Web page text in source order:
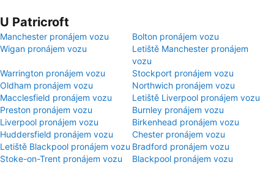
U Patricroft
Manchester pronájem vozu
Bolton pronájem vozu
Wigan pronájem vozu
Letiště Manchester pronájem
vozu
Warrington pronájem vozu
Stockport pronájem vozu
Oldham pronájem vozu
Northwich pronájem vozu
Macclesfield pronájem vozu
Letiště Liverpool pronájem vozu
Preston pronájem vozu
Burnley pronájem vozu
Liverpool pronájem vozu
Birkenhead pronájem vozu
Huddersfield pronájem vozu
Chester pronájem vozu
Letiště Blackpool pronájem vozu Bradford pronájem vozu
Stoke-on-Trent pronájem vozu
Blackpool pronájem vozu